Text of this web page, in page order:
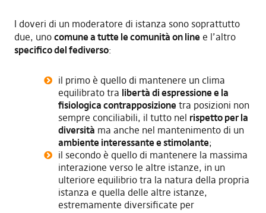
I doveri di un moderatore di istanza sono soprattutto
due, uno comune a tutte le comunità on linee l’altro
specifico del fediverso:
il primo è quello di mantenere un clima
equilibrato tra libertà di espressione e la
fisiologica contrapposizionetra posizioni non
sempre conciliabili, il tutto nel rispetto per la
diversità ma anche nel mantenimento di un
ambiente interessante e stimolante;
il secondo è quello di mantenere la massima
interazione verso le altre istanze, in un
ulteriore equilibrio tra la natura della propria
istanza e quella delle altre istanze,
estremamente diversificate per